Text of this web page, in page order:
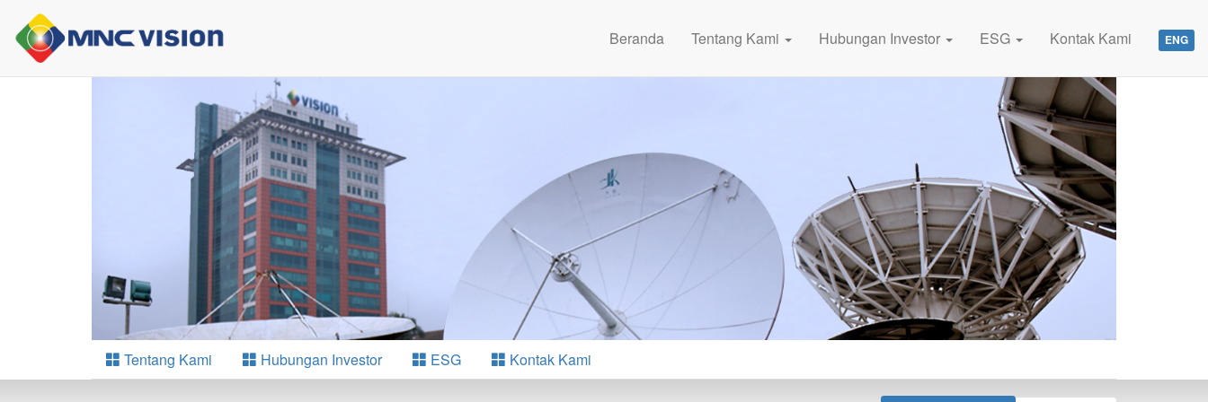
Beranda Tentang Kami Hubungan Investor ESG Kontak Kami ENG
Tentang Kami Hubungan Investor ESG Kontak Kami